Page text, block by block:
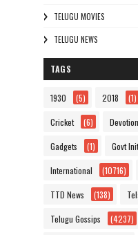
TELUGU MOVIES
TELUGU NEWS
TAGS
1930 (5) 2018 (1)
Cricket (6)
Gadgets (1) Govt
International (10716)
TTD News (138)
Telugu Gossips (4237)